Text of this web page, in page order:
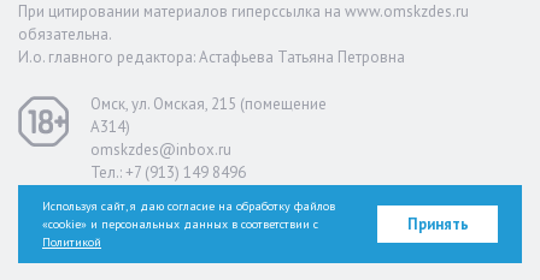
При цитировании материалов гиперссылка на www.omskzdes.ru
обязательна.
И.о. главного редактора: Астафьева Татьяна Петровна
Омск, ул. Омская, 215 (помещение
А314)
omskzdes@inbox.ru
Тел.: +7 (913) 149 8496
Версия для слабовидящих
Используя сайт, я даю согласие на обработку файлов
«cookie» и персональных данных в соответствии с
Политикой
Принять